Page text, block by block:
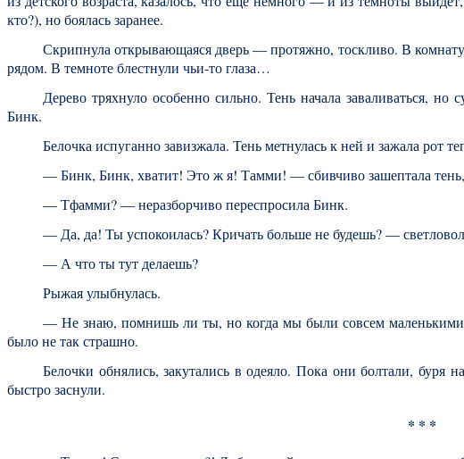
кто?), но боялась заранее.
Скрипнула открывающаяся дверь — протяжно, тоскливо. В комнату
рядом. В темноте блестнули чьи-то глаза…
Дерево тряхнуло особенно сильно. Тень начала заваливаться, но
Бинк.
Белочка испуганно завизжала. Тень метнулась к ней и зажала рот
— Бинк, Бинк, хватит! Это ж я! Тамми! — сбивчиво зашептала тень,
— Тфамми? — неразборчиво переспросила Бинк.
— Да, да! Ты успокоилась? Кричать больше не будешь? —
— А что ты тут делаешь?
Рыжая улыбнулась.
— Не знаю, помнишь ли ты, но когда мы были совсем
было не так страшно.
Белочки обнялись, закутались в одеяло. Пока они болтали, буря
быстро заснули.
* * *